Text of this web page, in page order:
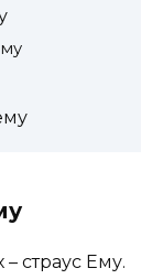
страус Ему.